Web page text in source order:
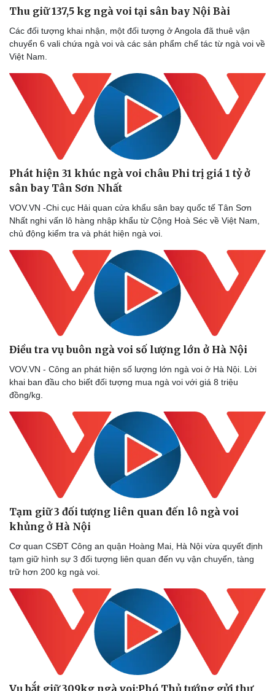
Sức khỏe
Cây thuốc
Sản phụ khoa
Nhi khoa
Nam khoa
Làm đẹp - giảm cân
Phòng mạch online
Ăn sạch sống khỏe
Đời sống
Blog
Tình yêu - Gia đình
Thu giữ 137,5 kg ngà voi tại sân bay Nội Bài
Các đối tượng khai nhận, một đối tượng ở Angola đã thuê vận
chuyển 6 vali chứa ngà voi và các sản phẩm chế tác từ ngà voi về
Việt Nam.
Phát hiện 31 khúc ngà voi châu Phi trị giá 1 tỷ ở
sân bay Tân Sơn Nhất
VOV.VN -Chi cục Hải quan cửa khẩu sân bay quốc tế Tân Sơn
Nhất nghi vấn lô hàng nhập khẩu từ Cộng Hoà Séc về Việt Nam,
chủ động kiểm tra và phát hiện ngà voi.
Điều tra vụ buôn ngà voi số lượng lớn ở Hà Nội
VOV.VN - Công an phát hiện số lượng lớn ngà voi ở Hà Nội. Lời
khai ban đầu cho biết đối tượng mua ngà voi với giá 8 triệu
đồng/kg.
Tạm giữ 3 đối tượng liên quan đến lô ngà voi
khủng ở Hà Nội
Cơ quan CSĐT Công an quận Hoàng Mai, Hà Nội vừa quyết định
tạm giữ hình sự 3 đối tượng liên quan đến vụ vận chuyển, tàng
trữ hơn 200 kg ngà voi.
Vụ bắt giữ 309kg ngà voi:Phó Thủ tướng gửi thư